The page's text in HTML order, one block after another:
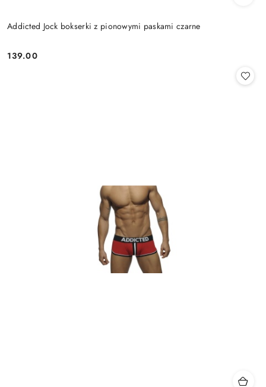
Addicted Jock bokserki z pionowymi paskami czarne
Cena:
139.00